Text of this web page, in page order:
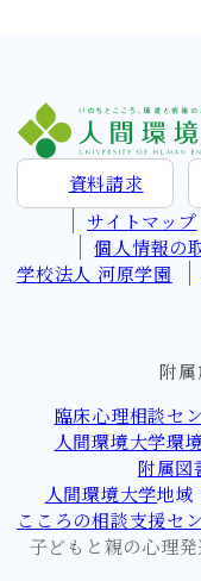
資料請求
サイトマップ
個人情報の
学校法人 河原学園
附
臨床心理相談セ
人間環境大学環
附属図
人間環境大学地域
こころの相談支援セ
子どもと親の心理